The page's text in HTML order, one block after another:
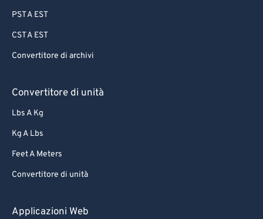
PST A EST
CST A EST
Convertitore di archivi
Convertitore di unità
Lbs A Kg
Kg A Lbs
Feet A Meters
Convertitore di unità
Applicazioni Web